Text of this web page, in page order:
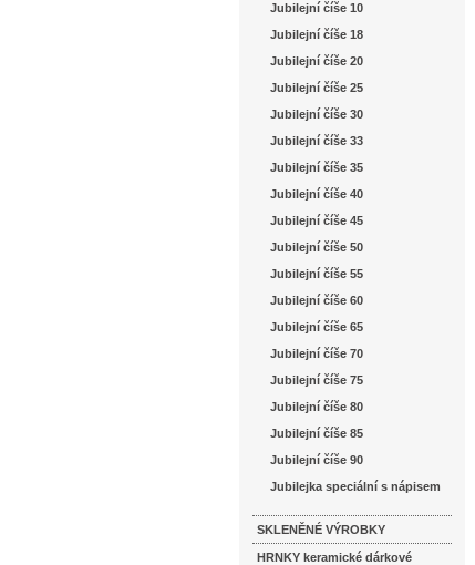
Jubilejní číše 10
Jubilejní číše 18
Jubilejní číše 20
Jubilejní číše 25
Jubilejní číše 30
Jubilejní číše 33
Jubilejní číše 35
Jubilejní číše 40
Jubilejní číše 45
Jubilejní číše 50
Jubilejní číše 55
Jubilejní číše 60
Jubilejní číše 65
Jubilejní číše 70
Jubilejní číše 75
Jubilejní číše 80
Jubilejní číše 85
Jubilejní číše 90
Jubilejka speciální s nápisem
SKLENĚNÉ VÝROBKY
HRNKY keramické dárkové